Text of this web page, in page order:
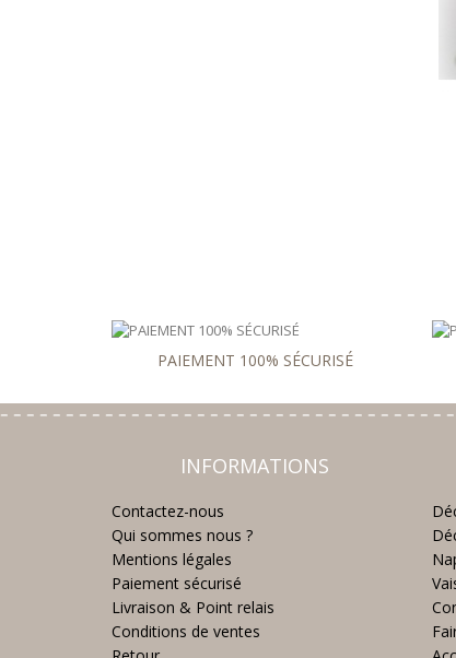
PAIEMENT 100% SÉCURISÉ
INFORMATIONS
Contactez-nous
Qui sommes nous ?
Mentions légales
Paiement sécurisé
Livraison & Point relais
Conditions de ventes